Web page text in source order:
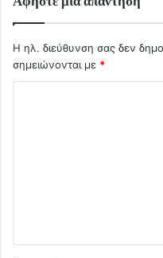
Η ηλ. διεύθυνση σας δεν
σημειώνονται με *